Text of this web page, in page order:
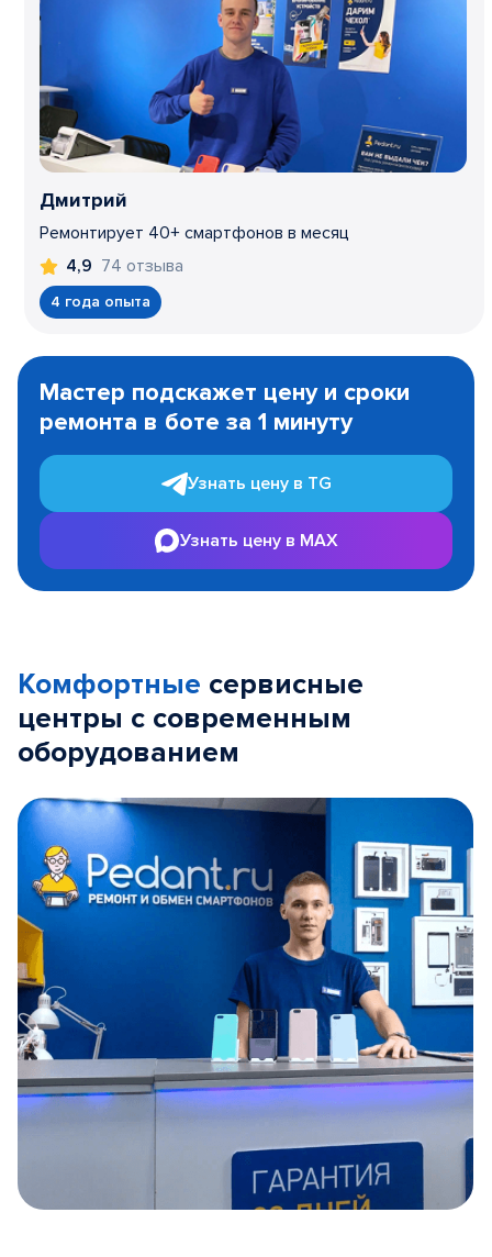
Дмитрий
Ремонтирует 40+ смартфонов в месяц
4,9 74 отзыва
4 года опыта
1
Мастер подскажет цену и сроки
ремонта в боте за 1 минуту
Узнать цену в TG
Узнать цену в MAX
Комфортные сервисные
центры с современным
оборудованием